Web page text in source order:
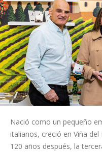
Nació como un pequeño
italianos, creció en Viña
120 años después, la